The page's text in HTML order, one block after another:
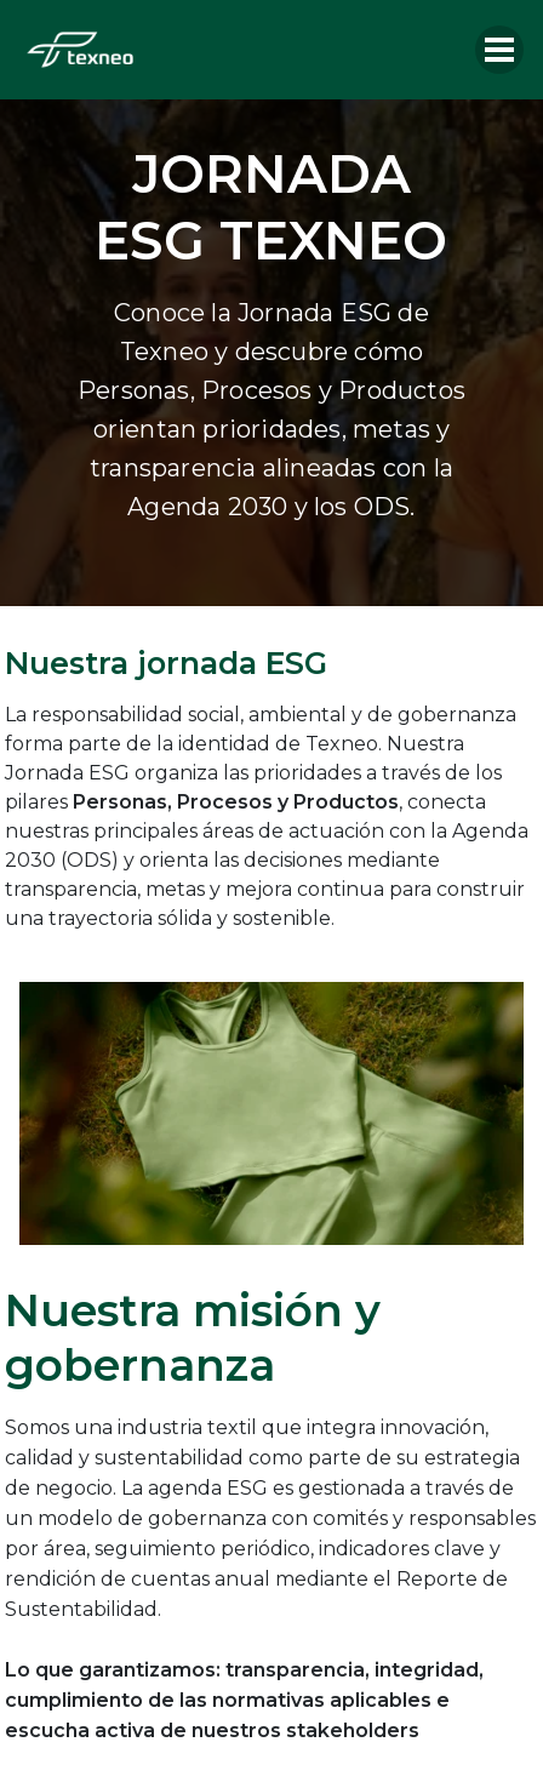
JORNADA
ESG TEXNEO
Conoce la Jornada ESG de
Texneo y descubre cómo
Personas, Procesos y Productos
orientan prioridades, metas y
transparencia alineadas con la
Agenda 2030 y los ODS.
Nuestra jornada ESG
La responsabilidad social, ambiental y de gobernanza
forma parte de la identidad de Texneo. Nuestra
Jornada ESG organiza las prioridades a través de los
pilares Personas, Procesos y Productos, conecta
nuestras principales áreas de actuación con la Agenda
2030 (ODS) y orienta las decisiones mediante
transparencia, metas y mejora continua para construir
una trayectoria sólida y sostenible.
Nuestra misión y
gobernanza
Somos una industria textil que integra innovación,
calidad y sustentabilidad como parte de su estrategia
de negocio. La agenda ESG es gestionada a través de
un modelo de gobernanza con comités y responsables
por área, seguimiento periódico, indicadores clave y
rendición de cuentas anual mediante el Reporte de
Sustentabilidad.
Lo que garantizamos: transparencia, integridad,
cumplimiento de las normativas aplicables e
escucha activa de nuestros stakeholders